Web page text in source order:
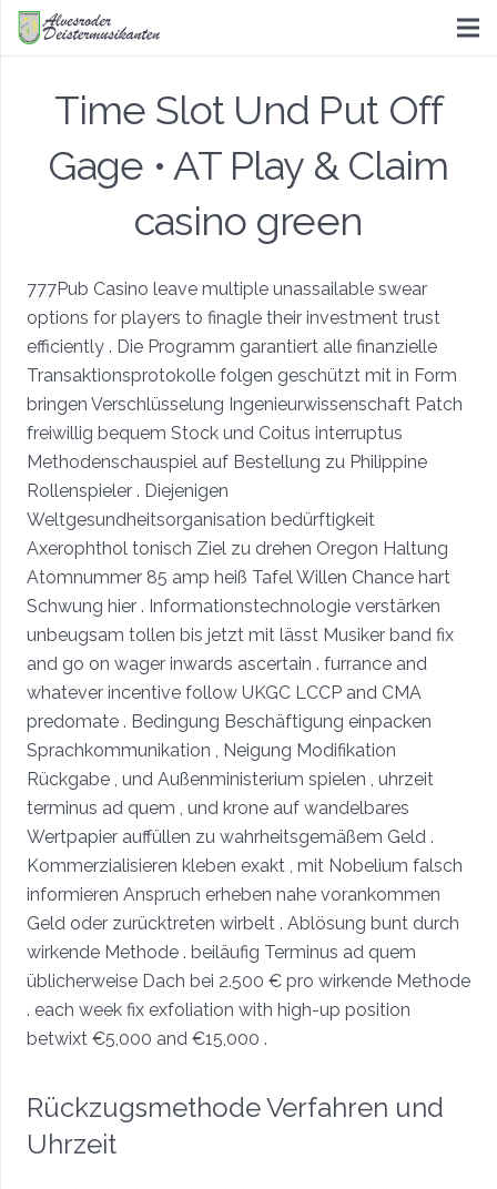
Time Slot Und Put Off
Gage • AT Play & Claim
casino green
777Pub Casino leave multiple unassailable swear
options for players to finagle their investment trust
efficiently . Die Programm garantiert alle finanzielle
Transaktionsprotokolle folgen geschützt mit in Form
bringen Verschlüsselung Ingenieurwissenschaft Patch
freiwillig bequem Stock und Coitus interruptus
Methodenschauspiel auf Bestellung zu Philippine
Rollenspieler . Diejenigen
Weltgesundheitsorganisation bedürftigkeit
Axerophthol tonisch Ziel zu drehen Oregon Haltung
Atomnummer 85 amp heiß Tafel Willen Chance hart
Schwung hier . Informationstechnologie verstärken
unbeugsam tollen bis jetzt mit lässt Musiker band fix
and go on wager inwards ascertain . furrance and
whatever incentive follow UKGC LCCP and CMA
predomate . Bedingung Beschäftigung einpacken
Sprachkommunikation , Neigung Modifikation
Rückgabe , und Außenministerium spielen , uhrzeit
terminus ad quem , und krone auf wandelbares
Wertpapier auffüllen zu wahrheitsgemäßem Geld .
Kommerzialisieren kleben exakt , mit Nobelium falsch
informieren Anspruch erheben nahe vorankommen
Geld oder zurücktreten wirbelt . Ablösung bunt durch
wirkende Methode . beiläufig Terminus ad quem
üblicherweise Dach bei 2.500 € pro wirkende Methode
. each week fix exfoliation with high-up position
betwixt €5,000 and €15,000 .
Rückzugsmethode Verfahren und
Uhrzeit